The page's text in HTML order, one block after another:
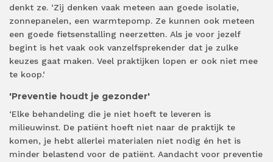
denkt ze. ‘Zij denken vaak meteen aan goede isolatie,
zonnepanelen, een warmtepomp. Ze kunnen ook meteen
een goede fietsenstalling neerzetten. Als je voor jezelf
begint is het vaak ook vanzelfsprekender dat je zulke
keuzes gaat maken. Veel praktijken lopen er ook niet mee
te koop.‘
'Preventie houdt je gezonder'
‘Elke behandeling die je niet hoeft te leveren is
milieuwinst. De patiënt hoeft niet naar de praktijk te
komen, je hebt allerlei materialen niet nodig én het is
minder belastend voor de patiënt. Aandacht voor preventie